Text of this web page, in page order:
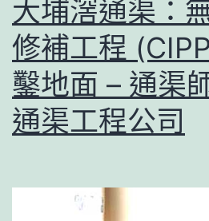
大埔滘通渠：
修補工程
鑿地面 – 通渠
通渠工程公司